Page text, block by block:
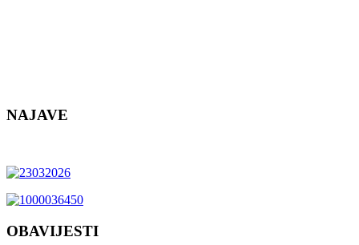
NAJAVE
OBAVIJESTI